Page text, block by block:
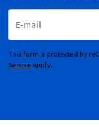
This form is protected by
Service apply.